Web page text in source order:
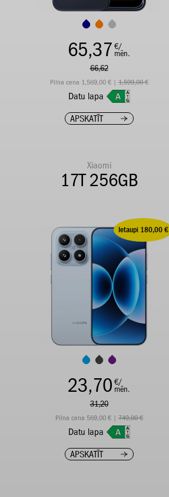
65,37 €/
mēn.
66,62
Pilna cena 1,569,00 € |1,599,00 €
Datu lapa
APSKATĪT
Xiaomi
17T 256GB
Ietaupi 180,00 €
23,70 €/
mēn.
31,20
Pilna cena 569,00 € |749,00 €
Datu lapa
APSKATĪT